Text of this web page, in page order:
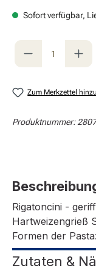
Sofort verfügbar,
Produkt
Zum Merkzettel
Produktnummer:2807
Rigatoncini -
Hartweizengrieß
Formen der
Zutaten &